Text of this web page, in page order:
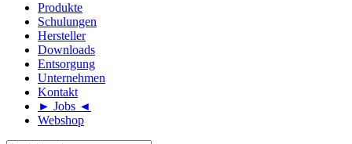
Produkte
Schulungen
Hersteller
Downloads
Entsorgung
Unternehmen
Kontakt
► Jobs ◄
Webshop